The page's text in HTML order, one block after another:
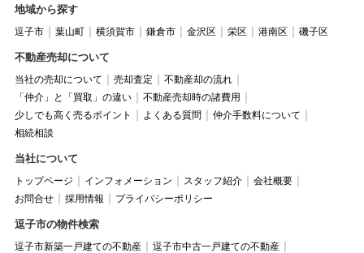
地域から探す
逗子市 葉山町 横須賀市 鎌倉市 金沢区 栄区 港南区 磯子区
不動産売却について
当社の売却について 売却査定
不動産却の流れ
「仲介」と「買取」の違い
不動産売却時の諸費用
少しでも高く売るポイント
よくある質問
仲介手数料について
相続相談
当社について
トップページ インフォメーション スタッフ紹介
会社概要
お問合せ
採用情報 プライバシーポリシー
逗子市の物件検索
逗子市新築一戸建ての不動産
逗子市中古一戸建ての不動産